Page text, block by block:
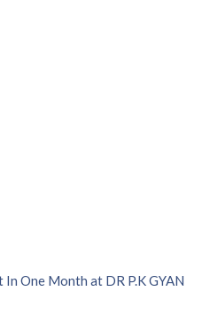
One Month at DR P.K GYAN